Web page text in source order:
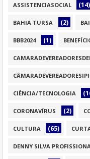
ASSISTENCIASOCIAL (14)
BAHIA TURSA (2)
BBB2024 (1)
CIÊNCIA/TECNOLOGIA
CORONAVÍRUS (2)
CULTURA (65)
DENNY SILVA